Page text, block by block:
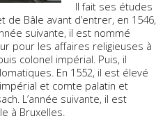
Il fait ses études
Bâle avant d’entrer, en 1546,
suivante, il est nommé
pour les affaires religieuses à
colonel impérial. Puis, il
En 1552, il est élevé
et comte palatin et
L’année suivante, il est
à Bruxelles.